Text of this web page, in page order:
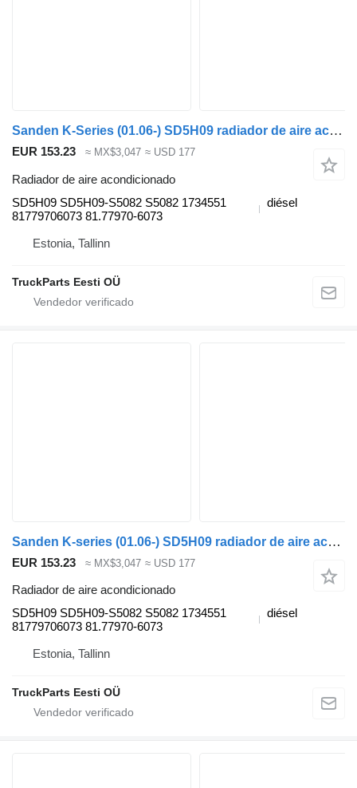
Sanden K-Series (01.06-) SD5H09 radiador de aire acondicionado para Scania K,N,F-series bus (2006-) autobús
EUR 153.23 ≈ MX$3,047 ≈ USD 177
Radiador de aire acondicionado
SD5H09 SD5H09-S5082 S5082 1734551
81779706073 81.77970-6073
diésel
Estonia, Tallinn
TruckParts Eesti OÜ
Sanden K-series (01.06-) SD5H09 radiador de aire acondicionado para Scania K,N,F-series bus (2006-) autobús
EUR 153.23 ≈ MX$3,047 ≈ USD 177
Radiador de aire acondicionado
SD5H09 SD5H09-S5082 S5082 1734551
81779706073 81.77970-6073
diésel
Estonia, Tallinn
TruckParts Eesti OÜ